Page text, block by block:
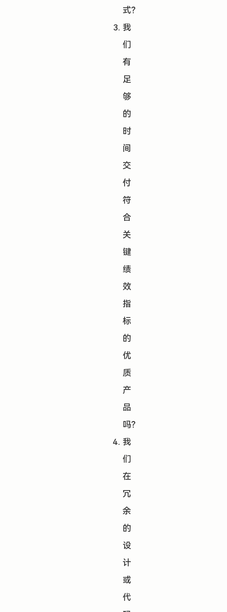
式？
我
们
有
足
够
的
时
间
交
付
符
合
关
键
绩
效
指
标
的
优
质
产
品
吗？
我
们
在
冗
余
的
设
计
或
代